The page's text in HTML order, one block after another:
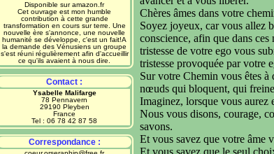
Disponible sur amazon.fr
Cet ouvrage est mon humble
contribution à cette grande
transformation en cours sur terre. Une
nouvelle ère s'annonce, une nouvelle
humanité se développe, c'est un fait!A
la demande des Vénusiens un groupe
s'est réuni régulièrement afin d'accueillir
ce qu'ils avaient à nous dire.
Contact :
Ysabelle Malifarge
78 Pennavern
29190 Pleyben
France
Tel : 06 78 42 87 58
Correspondance :
Chères âmes dans votre
Soyez joyeux, car vous allez
conscience, afin que dans
tristesse de votre ego vous
tristesse provoquée par votre
Sur votre Chemin vous êtes
nœuds qui bloquent, qui
Imaginez, lorsque vous
Nous vous disons, courage,
savons.
Et vous savez que votre âme
Et vous savez que le seul